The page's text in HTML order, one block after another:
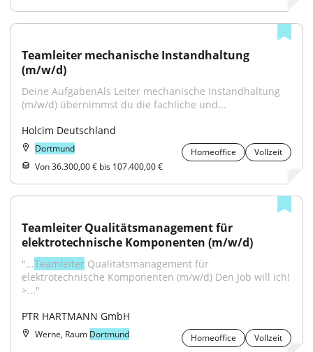
Teamleiter mechanische Instandhaltung
(m/w/d)
Deine AufgabenAls Leiter mechanische Instandhaltung
(m/w/d) übernimmst du die fachliche und...
Holcim Deutschland
Dortmund Homeoffice
Vollzeit
Von 36.300,00 € bis 107.400,00 €
Teamleiter Qualitätsmanagement für
elektrotechnische Komponenten (m/w/d)
"...Teamleiter Qualitätsmanagement für
elektrotechnische Komponenten (m/w/d) Den Job will ich!
>..."
PTR HARTMANN GmbH
Werne, Raum Dortmund Homeoffice Vollzeit